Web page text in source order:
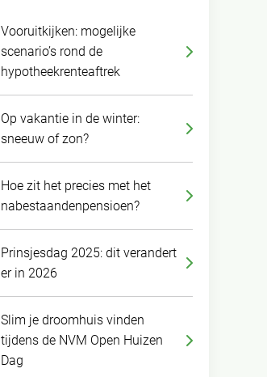
Vooruitkijken: mogelijke
scenario’s rond de
hypotheekrenteaftrek
Op vakantie in de winter:
sneeuw of zon?
Hoe zit het precies met het
nabestaandenpensioen?
Prinsjesdag 2025: dit verandert
er in 2026
Slim je droomhuis vinden
tijdens de NVM Open Huizen
Dag